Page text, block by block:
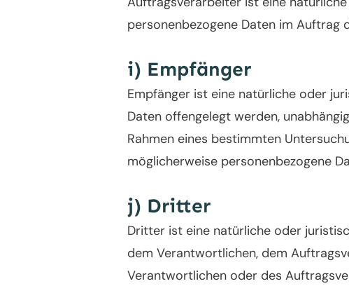
personenbezogene Daten im
i) Empfänger
Empfänger ist eine natürliche oder
Daten offengelegt werden,
Rahmen eines bestimmten
möglicherweise personenbezogene
j) Dritter
Dritter ist eine natürliche oder
dem Verantwortlichen, dem
Verantwortlichen oder des